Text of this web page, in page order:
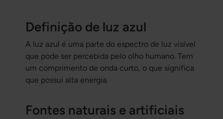
Definição de luz azul
A luz azul é uma parte do espectro de luz visível
que pode ser percebida pelo olho humano. Tem
um comprimento de onda curto, o que significa
que possui alta energia.
Fontes naturais e artificiais